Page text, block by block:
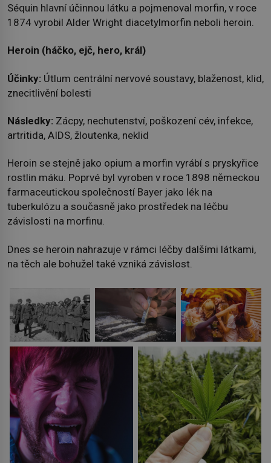
Séquin hlavní účinnou látku a pojmenoval morfin, v roce
1874 vyrobil Alder Wright diacetylmorfin neboli heroin.
Heroin (háčko, ejč, hero, král)
Účinky: Útlum centrální nervové soustavy, blaženost, klid,
znecitlivění bolesti
Následky: Zácpy, nechutenství, poškození cév, infekce,
artritida, AIDS, žloutenka, neklid
Heroin se stejně jako opium a morfin vyrábí s pryskyřice
rostlin máku. Poprvé byl vyroben v roce 1898 německou
farmaceutickou společností Bayer jako lék na
tuberkulózu a současně jako prostředek na léčbu
závislosti na morfinu.
Dnes se heroin nahrazuje v rámci léčby dalšími látkami,
na těch ale bohužel také vzniká závislost.